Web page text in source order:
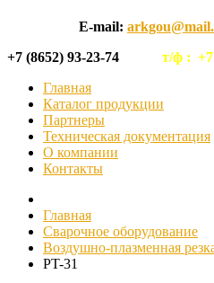
E-mail:
+7 (8652) 93-23-74 т/ф :
Главная
Каталог продукции
Партнеры
Техническая документация
О компании
Контакты
Главная
Сварочное оборудование
Воздушно-плазменная
PT-31